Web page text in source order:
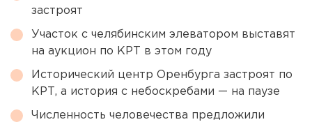
застроят
Участок с челябинским элеватором выставят
на аукцион по КРТ в этом году
Исторический центр Оренбурга застроят по
КРТ, а история с небоскребами — на паузе
Численность человечества предложили